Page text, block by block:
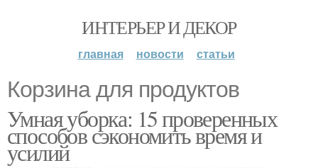
ИНТЕРЬЕР И ДЕКОР
главная новости статьи
Корзина для продуктов
Умная уборка: 15 проверенных
способов сэкономить время и
усилий